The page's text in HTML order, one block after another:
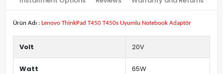
Ürün Adı : Lenovo ThinkPad T450 T450s Uyumlu Notebook Adaptör
Volt 20V
Watt 65W